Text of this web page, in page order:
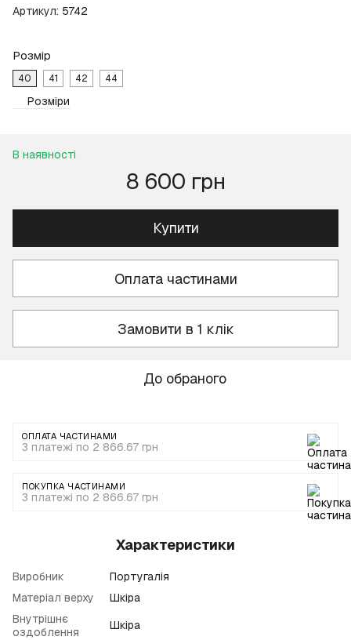
Артикул: 5742
Розмір
40 41 42 44
Розміри
В наявності
8 600 грн
Купити
Оплата частинами
Замовити в 1 клік
До обраного
ОПЛАТА ЧАСТИНАМИ
3 платежі по 2 866.67 грн
ПОКУПКА ЧАСТИНАМИ
3 платежі по 2 866.67 грн
Характеристики
Виробник
Португалія
Матеріал верху
Шкіра
Внутрішнє
оздоблення
Шкіра